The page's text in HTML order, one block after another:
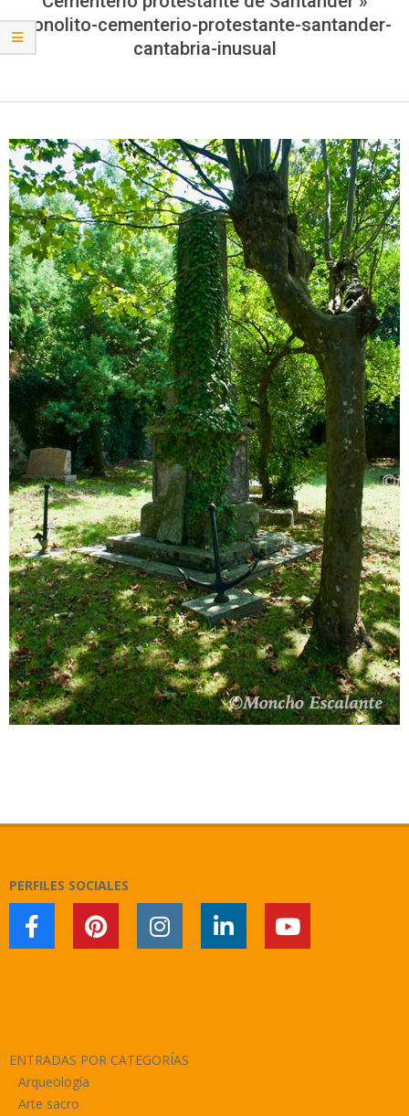
monolito-cementerio-protestante-santander-
cantabria-inusual
PERFILES SOCIALES
ENTRADAS POR CATEGORÍAS
Arqueología
Arte sacro